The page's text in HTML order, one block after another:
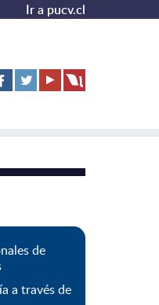
Ir a pucv.cl
de
a través de